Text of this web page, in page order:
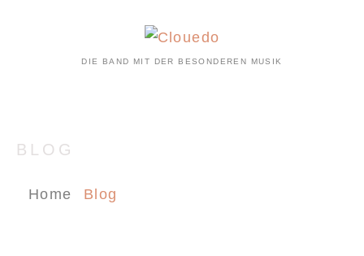
DIE BAND MIT DER BESONDEREN MUSIK
BLOG
Home Blog